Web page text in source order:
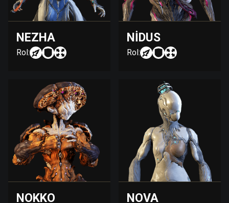
NEZHA
Rol:
NIDUS
Rol:
NOKKO NOVA